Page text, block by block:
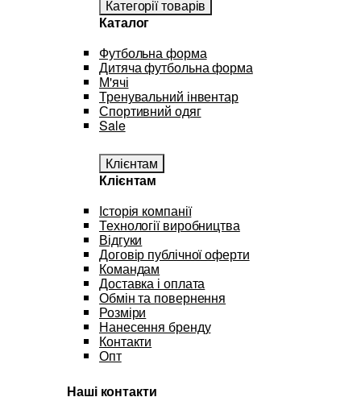
Категорії товарів
Каталог
Футбольна форма
Дитяча футбольна форма
М'ячі
Тренувальний інвентар
Спортивний одяг
Sale
Клієнтам
Клієнтам
Історія компанії
Технології виробництва
Відгуки
Договір публічної оферти
Командам
Доставка і оплата
Обмін та повернення
Розміри
Нанесення бренду
Контакти
Опт
Наші контакти